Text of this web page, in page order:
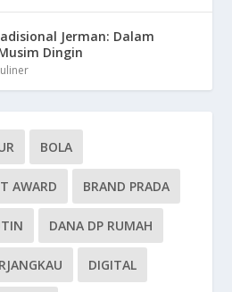
Jerman: Dalam
Dingin
BOLA
AWARD BRAND PRADA
DANA DP RUMAH
DIGITAL